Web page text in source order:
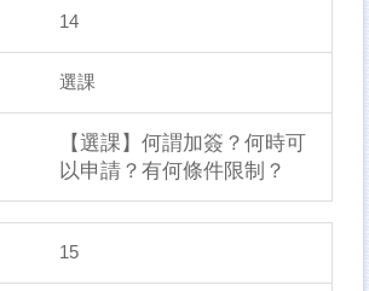
14
選課
【選課】何謂加簽？何時可
以申請？有何條件限制？
15